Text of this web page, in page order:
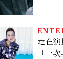
走在演
「一